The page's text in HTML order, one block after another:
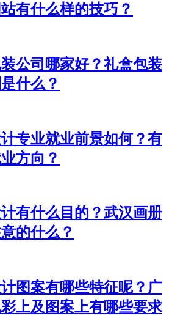
有什么样的技巧？
公司哪家好？礼盒包装
什么？
专业就业前景如何？有
方向？
有什么目的？武汉画册
的什么？
图案有哪些特征呢？广
上及图案上有哪些要求